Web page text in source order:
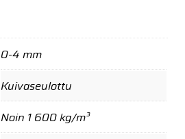
0-4 mm
Kuivaseulottu
Noin 1 600 kg/m³